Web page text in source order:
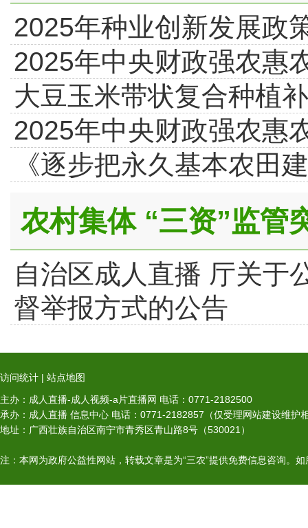
2025年种业创新发展政
2025年中央财政强农惠
大豆玉米带状复合种植
2025年中央财政强农惠
《逐步把永久基本农田
农村集体 “三资”监管
自治区成人直播 厅关于
督举报方式的公告
访问统计 | 站点地图
主办：成人直播-成人视频-a片直播网 电话：0771-2182500
承办：成人直播 信息中心 电话：0771-2182857（仅受理网站建设维护
地址：广西壮族自治区南宁市青秀区青山路8号（530021）
注：本网为政府公益性网站，转载文章是为“三农”提供免费信息咨询。